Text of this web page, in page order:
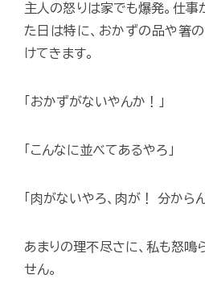
主人の怒りは家でも爆発。仕事
た日は特に、おかずの品や箸
けてきます。
「おかずがないやんか！」
「こんなに並べてあるやろ」
「肉がないやろ、肉が！ 分から
あまりの理不尽さに、私も怒鳴
せん。